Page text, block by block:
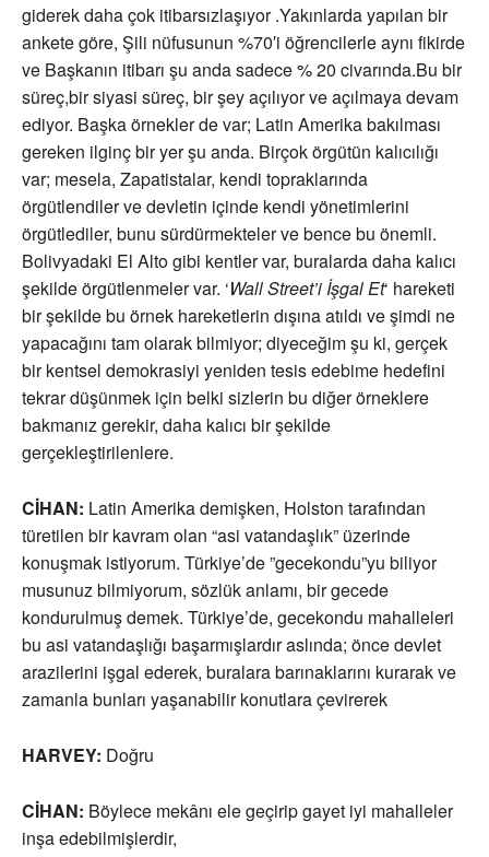
giderek daha çok itibarsızlaşıyor .Yakınlarda yapılan bir
ankete göre, Şili nüfusunun %70′i öğrencilerle aynı fikirde
ve Başkanın itibarı şu anda sadece % 20 civarında.Bu bir
süreç,bir siyasi süreç, bir şey açılıyor ve açılmaya devam
ediyor. Başka örnekler de var; Latin Amerika bakılması
gereken ilginç bir yer şu anda. Birçok örgütün kalıcılığı
var; mesela, Zapatistalar, kendi topraklarında
örgütlendiler ve devletin içinde kendi yönetimlerini
örgütlediler, bunu sürdürmekteler ve bence bu önemli.
Bolivyadaki El Alto gibi kentler var, buralarda daha kalıcı
şekilde örgütlenmeler var. ‘Wall Street’i İşgal Et‘ hareketi
bir şekilde bu örnek hareketlerin dışına atıldı ve şimdi ne
yapacağını tam olarak bilmiyor; diyeceğim şu ki, gerçek
bir kentsel demokrasiyi yeniden tesis edebime hedefini
tekrar düşünmek için belki sizlerin bu diğer örneklere
bakmanız gerekir, daha kalıcı bir şekilde
gerçekleştirilenlere.
CİHAN: Latin Amerika demişken, Holston tarafından
türetilen bir kavram olan “asi vatandaşlık” üzerinde
konuşmak istiyorum. Türkiye’de ”gecekondu”yu biliyor
musunuz bilmiyorum, sözlük anlamı, bir gecede
kondurulmuş demek. Türkiye’de, gecekondu mahalleleri
bu asi vatandaşlığı başarmışlardır aslında; önce devlet
arazilerini işgal ederek, buralara barınaklarını kurarak ve
zamanla bunları yaşanabilir konutlara çevirerek
HARVEY: Doğru
CİHAN: Böylece mekânı ele geçirip gayet iyi mahalleler
inşa edebilmişlerdir,